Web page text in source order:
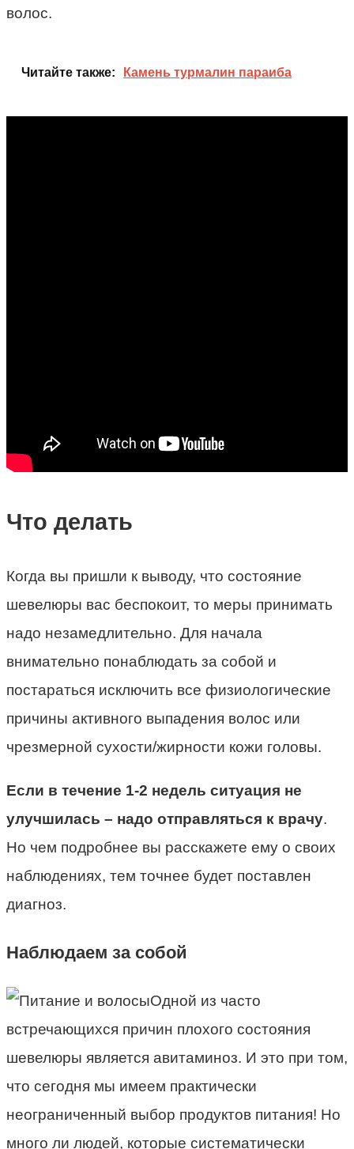
волос.
Читайте также: Камень турмалин параиба
Что делать
Когда вы пришли к выводу, что состояние
шевелюры вас беспокоит, то меры принимать
надо незамедлительно. Для начала
внимательно понаблюдать за собой и
постараться исключить все физиологические
причины активного выпадения волос или
чрезмерной сухости/жирности кожи головы.
Если в течение 1-2 недель ситуация не
улучшилась – надо отправляться к врачу.
Но чем подробнее вы расскажете ему о своих
наблюдениях, тем точнее будет поставлен
диагноз.
Наблюдаем за собой
Одной из часто
встречающихся причин плохого состояния
шевелюры является авитаминоз. И это при том,
что сегодня мы имеем практически
неограниченный выбор продуктов питания! Но
много ли людей, которые систематически